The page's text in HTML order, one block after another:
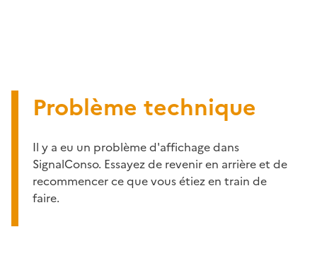
Problème technique
Il y a eu un problème d'affichage dans
SignalConso. Essayez de revenir en arrière et de
recommencer ce que vous étiez en train de
faire.